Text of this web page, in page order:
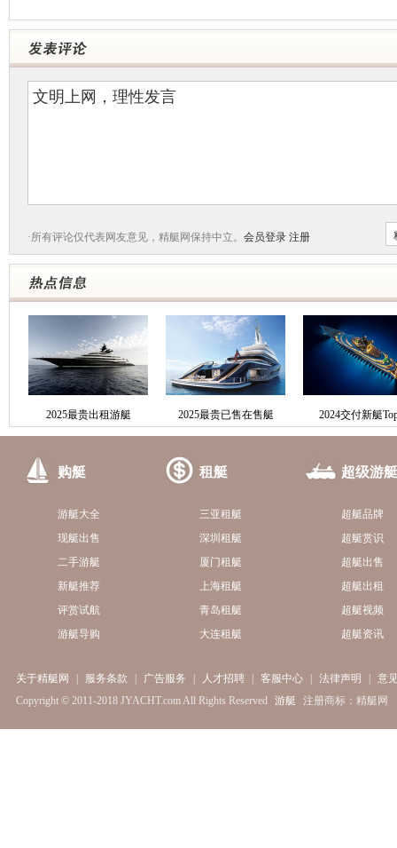
·所有评论仅代表网友意见，精艇网保持中立。 会员登录 注册
2025最贵出租游艇 2025最贵已售在售艇 2024交付新艇
购艇 租艇 超级游艇
游艇大全
现艇出售
二手游艇
新艇推荐
评赏试航
游艇导购
三亚租艇
深圳租艇
厦门租艇
上海租艇
青岛租艇
大连租艇
超艇品牌
超艇赏识
超艇出售
超艇出租
超艇视频
超艇资讯
关于精艇网 服务条款 广告服务 人才招聘 客服中心 法律声明
意
Copyright © 2011-2018 JYACHT.com All Rights Reserved 游艇 注册商标：精艇网